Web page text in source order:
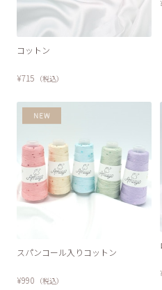
コットン
¥715 （税込）
スパンコール入りコットン
¥990 （税込）